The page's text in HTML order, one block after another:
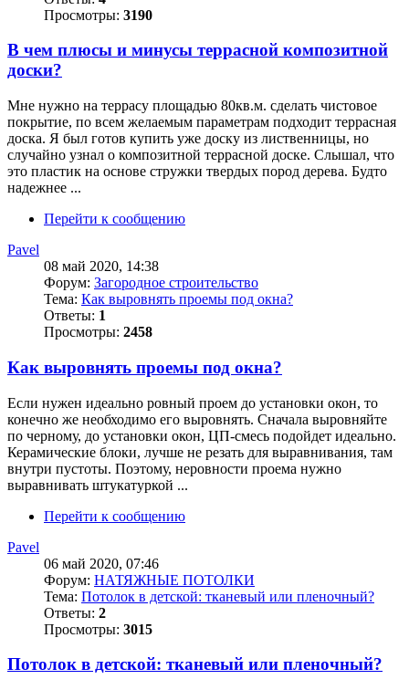
Просмотры: 3190
В чем плюсы и минусы террасной композитной
доски?
Мне нужно на террасу площадью 80кв.м. сделать чистовое
покрытие, по всем желаемым параметрам подходит террасная
доска. Я был готов купить уже доску из лиственницы, но
случайно узнал о композитной террасной доске. Слышал, что
это пластик на основе стружки твердых пород дерева. Будто
надежнее ...
Перейти к сообщению
Pavel
08 май 2020, 14:38
Форум: Загородное строительство
Тема: Как выровнять проемы под окна?
Ответы: 1
Просмотры: 2458
Как выровнять проемы под окна?
Если нужен идеально ровный проем до установки окон, то
конечно же необходимо его выровнять. Сначала выровняйте
по черному, до установки окон, ЦП-смесь подойдет идеально.
Керамические блоки, лучше не резать для выравнивания, там
внутри пустоты. Поэтому, неровности проема нужно
выравнивать штукатуркой ...
Перейти к сообщению
Pavel
06 май 2020, 07:46
Форум: НАТЯЖНЫЕ ПОТОЛКИ
Тема: Потолок в детской: тканевый или пленочный?
Ответы: 2
Просмотры: 3015
Потолок в детской: тканевый или пленочный?